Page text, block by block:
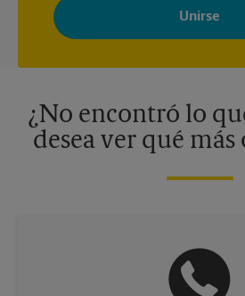
Store con noticias, ofertas especiales,
adaptados a sus intereses. Puede darse
momento. Para más información,
¿No encontró lo
desea ver qué más